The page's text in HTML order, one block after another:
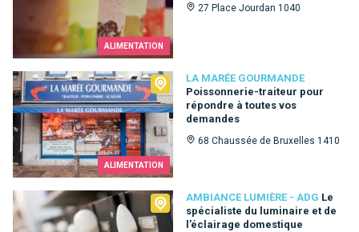
ALIMENTATION
27 Place Jourdan 1040
ALIMENTATION
LA MARÉE GOURMANDE
Poissonnerie-traiteur pour
répondre à toutes vos
demandes
68 Chaussée de Bruxelles 1410
La Marée Gourmande
AMBIANCE LUMIÈRE - ADG Le
spécialiste du luminaire et de
l’éclairage domestique
Ambiance Lumière - ADG